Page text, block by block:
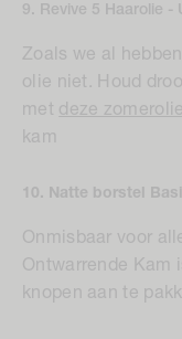
9. Revive 5 Haarolie -
Zoals we al
olie niet. Houd
met deze zomerolie
kam
10. Natte borstel
Onmisbaar voor
Ontwarrende Kam
knopen aan te